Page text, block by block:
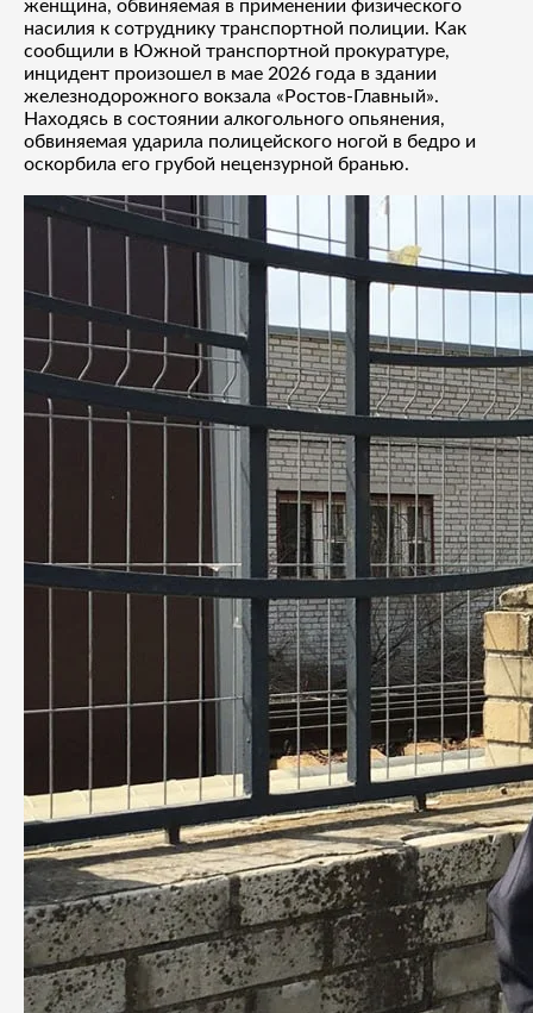
женщина, обвиняемая в применении физического
насилия к сотруднику транспортной полиции. Как
сообщили в Южной транспортной прокуратуре,
инцидент произошел в мае 2026 года в здании
железнодорожного вокзала «Ростов-Главный».
Находясь в состоянии алкогольного опьянения,
обвиняемая ударила полицейского ногой в бедро и
оскорбила его грубой нецензурной бранью.